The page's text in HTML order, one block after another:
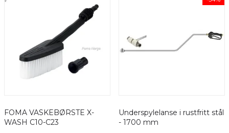
FOMA VASKEBØRSTE X-
WASH C10-C23
Underspylelanse i rustfritt stål
- 1700 mm